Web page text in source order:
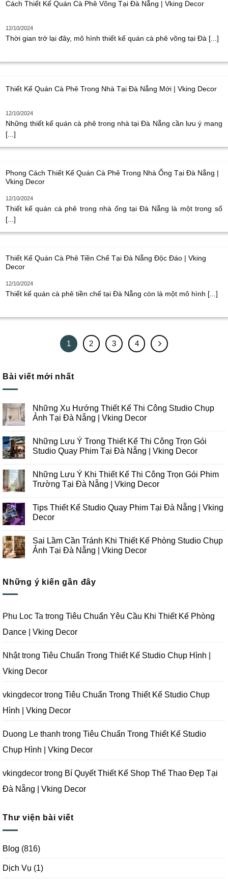
Cách Thiết Kế Quán Cà Phê Võng Tại Đà Nẵng | Vking Decor
12/10/2024
Thời gian trở lại đây, mô hình thiết kế quán cà phê võng tại Đà [...]
Thiết Kế Quán Cà Phê Trong Nhà Tại Đà Nẵng Mới | Vking Decor
12/10/2024
Những thiết kế quán cà phê trong nhà tại Đà Nẵng cần lưu ý mang
[...]
Phong Cách Thiết Kế Quán Cà Phê Trong Nhà Ống Tại Đà Nẵng |
Vking Decor
12/10/2024
Thiết kế quán cà phê trong nhà ống tại Đà Nẵng là một trong số
[...]
Thiết Kế Quán Cà Phê Tiền Chế Tại Đà Nẵng Độc Đáo | Vking
Decor
12/10/2024
Thiết kế quán cà phê tiền chế tại Đà Nẵng còn là một mô hình [...]
1 2 3 4
Bài viết mới nhất
Những Xu Hướng Thiết Kế Thi Công Studio Chụp
Ảnh Tại Đà Nẵng | Vking Decor
bình
luận
ở
Hướng
Thiết
Kế
Studio
Chụp
Ảnh
Nẵng
Vking
Những Lưu Ý Trong Thiết Kế Thi Công Trọn Gói
Studio Quay Phim Tại Đà Nẵng | Vking Decor
bình
luận
ở
Ý
Trong
Thiết
Công
Trọn
Gói
Tại
Đà
Decor
Những Lưu Ý Khi Thiết Kế Thi Công Trọn Gói Phim
Trường Tại Đà Nẵng | Vking Decor
bình
luận
ở
Ý
Khi
Thiết
Trọn
Gói
Đà
Nẵng
Vking
Tips Thiết Kế Studio Quay Phim Tại Đà Nẵng | Vking
Decor
bình
luận
ở
Studio
Quay
Nẵng
|
Decor
Sai Lầm Cần Tránh Khi Thiết Kế Phòng Studio Chụp
Ảnh Tại Đà Nẵng | Vking Decor
luận
ở
Tránh
Khi
Kế
Chụp
Ảnh
Đà
Vking
Decor
Những ý kiến gần đây
Phu Loc Ta trong Tiêu Chuẩn Yêu Cầu Khi Thiết Kế Phòng
Dance | Vking Decor
Nhậttrong Tiêu Chuẩn Trong Thiết Kế Studio Chụp Hình |
Vking Decor
vkingdecor trong Tiêu Chuẩn Trong Thiết Kế Studio Chụp
Hình | Vking Decor
Duong Le thanh trong Tiêu Chuẩn Trong Thiết Kế Studio
Chụp Hình | Vking Decor
vkingdecor trong Bí Quyết Thiết Kế Shop Thể Thao Đẹp Tại
Đà Nẵng | Vking Decor
Thư viện bài viết
Blog (816)
Dịch Vụ (1)